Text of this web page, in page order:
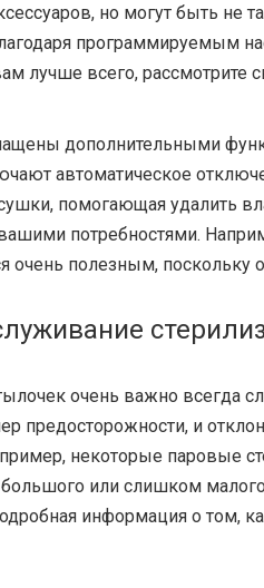
но могут быть
программируемым
лучше всего, рассмотрите
дополнительными
автоматическое
помогающая удалить
потребностями.
полезным, поскольку
очень важно всегда
предосторожности, и
некоторые паровые
или слишком
информация о том,